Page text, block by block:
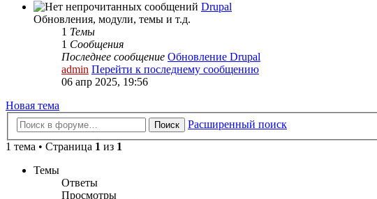
Drupal
Обновления, модули, темы и т.д.
1 Темы
1 Сообщения
Последнее сообщение Обновление Drupal
admin Перейти к последнему сообщению
06 апр 2025, 19:56
Новая тема
Поиск
Расширенный поиск
1 тема • Страница 1 из 1
Темы
Ответы
Просмотры